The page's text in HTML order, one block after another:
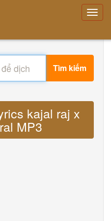
Tìm kiếm
kajal raj x
MP3